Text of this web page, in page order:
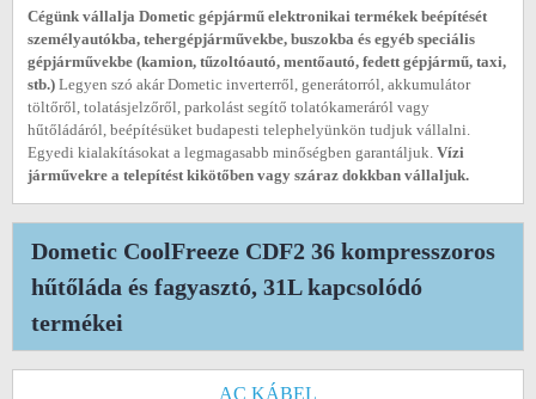
Cégünk vállalja Dometic gépjármű elektronikai termékek beépítését
személyautókba, tehergépjárművekbe, buszokba és egyéb speciális
gépjárművekbe (kamion, tűzoltóautó, mentőautó, fedett gépjármű, taxi,
stb.) Legyen szó akár Dometic inverterről, generátorról, akkumulátor
töltőről, tolatásjelzőről, parkolást segítő tolatókameráról vagy
hűtőládáról, beépítésüket budapesti telephelyünkön tudjuk vállalni.
Egyedi kialakításokat a legmagasabb minőségben garantáljuk. Vízi
járművekre a telepítést kikötőben vagy száraz dokkban vállaljuk.
Dometic CoolFreeze CDF2 36 kompresszoros
hűtőláda és fagyasztó, 31L kapcsolódó
termékei
AC KÁBEL